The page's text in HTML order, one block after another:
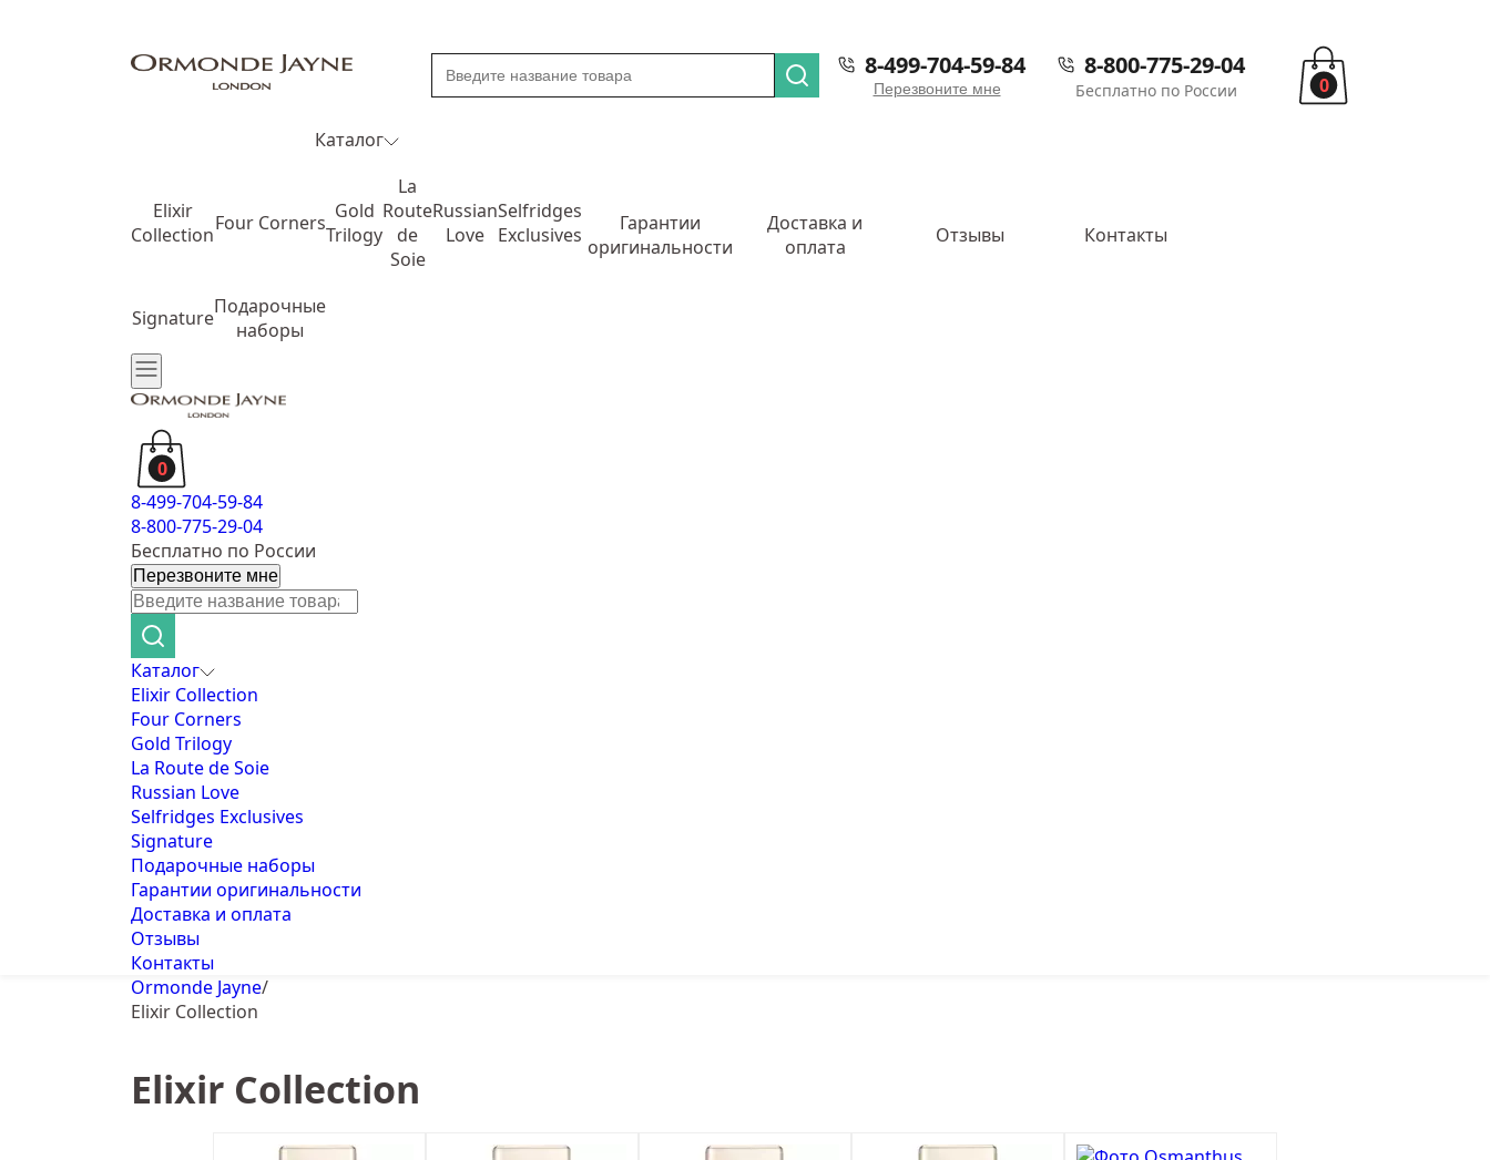
8-499-704-59-84
Перезвоните мне
8-800-775-29-04
Бесплатно по России 0
Каталог
Elixir
CollectionFour Corners Gold
Trilogy
La
Route
de
Soie
Russian
Love
Selfridges
Exclusives
SignatureПодарочные
наборы
Гарантии
оригинальности
Доставка и
оплата
Отзывы Контакты
0
8-499-704-59-84
8-800-775-29-04
Бесплатно по России
Перезвоните мне
Каталог
Elixir Collection
Four Corners
Gold Trilogy
La Route de Soie
Russian Love
Selfridges Exclusives
Signature
Подарочные наборы
Гарантии оригинальности
Доставка и оплата
Отзывы
Контакты
Ormonde Jayne/
Elixir Collection
Elixir Collection